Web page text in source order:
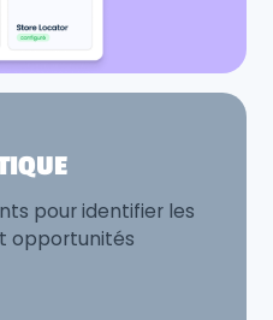
pour identifier les
opportunités